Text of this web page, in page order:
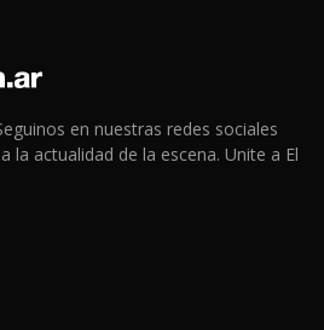
en nuestras redes sociales
la actualidad de la escena. Unite a El